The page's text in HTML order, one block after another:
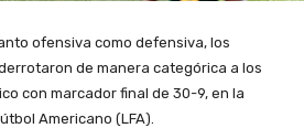
ofensiva como defensiva, los
de manera categórica a los
con marcador final de 30-9, en la
Americano (LFA).